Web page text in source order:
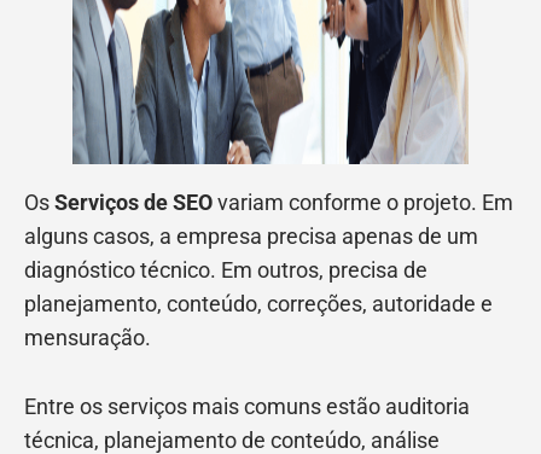
OsServiços de SEOvariam conforme o projeto. Em
alguns casos, a empresa precisa apenas de um
diagnóstico técnico. Em outros, precisa de
planejamento, conteúdo, correções, autoridade e
mensuração.
Entre os serviços mais comuns estão auditoria
técnica, planejamento de conteúdo, análise